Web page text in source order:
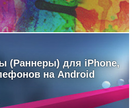
(Раннеры) для iPhone,
на Android